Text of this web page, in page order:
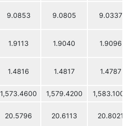
9.0853 9.0805 9.0337
1.9113 1.9040 1.9096
1.4816 1.4817 1.4787
1,573.4600 1,579.4200 1,583.1000
20.5796 20.6113 20.8021